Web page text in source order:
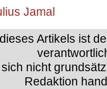
Jamal
Artikels ist
nicht
Redaktion